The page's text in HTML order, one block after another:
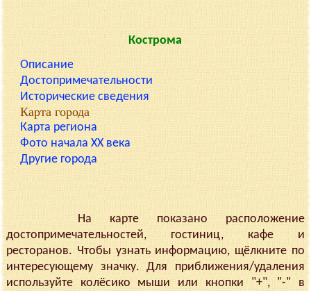
Кострома
Описание
Достопримечательности
Исторические сведения
Карта города
Карта региона
Фото начала XX века
Другие города
На карте показано расположение
достопримечательностей, гостиниц, кафе и
ресторанов. Чтобы узнать информацию, щёлкните по
интересующему значку. Для приближения/удаления
используйте колёсико мыши или кнопки "+", "-" в